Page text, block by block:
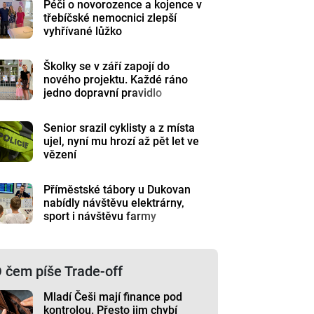
Péči o novorozence a kojence v
třebíčské nemocnici zlepší
vyhřívané lůžko
Školky se v září zapojí do
nového projektu. Každé ráno
jedno dopravní pravidlo
Senior srazil cyklisty a z místa
ujel, nyní mu hrozí až pět let ve
vězení
Příměstské tábory u Dukovan
nabídly návštěvu elektrárny,
sport i návštěvu farmy
čem píše Trade-off
Mladí Češi mají finance pod
kontrolou. Přesto jim chybí